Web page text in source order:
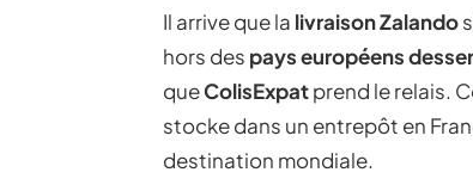
Il arrive que la livraison Zalando
hors des pays européens
queColisExpatprend le relais.
stocke dans un entrepôt en
destination mondiale.